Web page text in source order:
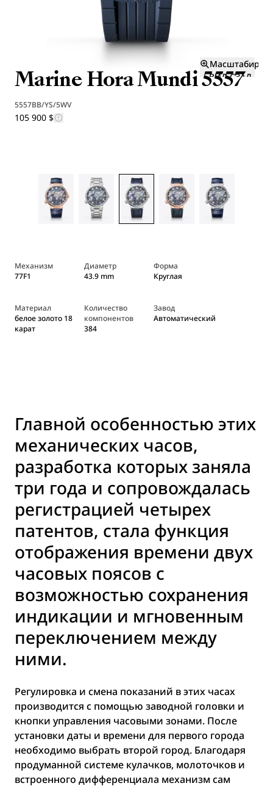
ВИД СЗАД
И
Marine Hora Mundi 5557
5557BB/YS/5WV
105 900 $
Механизм
77F1
Диаметр
43.9 mm
Форма
Круглая
Материал
белое золото 18
карат
Количество
компонентов
384
Завод
Автоматический
Главной особенностью этих
механических часов,
разработка которых заняла
три года и сопровождалась
регистрацией четырех
патентов, стала функция
отображения времени двух
часовых поясов с
возможностью сохранения
индикации и мгновенным
переключением между
ними.
Регулировка и смена показаний в этих часах
производится с помощью заводной головки и
кнопки управления часовыми зонами. После
установки даты и времени для первого города
необходимо выбрать второй город. Благодаря
продуманной системе кулачков, молоточков и
встроенного дифференциала механизм сам